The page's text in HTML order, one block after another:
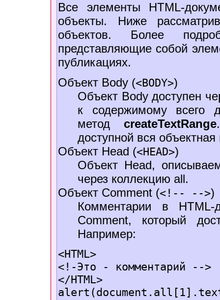
Все элементы HTML-
объекты. Ниже
объектов. Более
представляющие собой
публикациях.
Объект Body (<BODY>)
Объект Body доступен
к содержимому всего
метод createTextRange
доступной вся
Объект Head (<HEAD>)
Объект Head,
через коллекцию all.
Объект Comment (<!-- -->)
Комментарии в HTML-
Comment, который
Например:
<HTML>
<!-Это - комментарий -->
</HTML>